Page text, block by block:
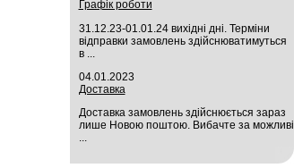
Графік роботи
31.12.23-01.01.24 вихідні дні. Терміни
відправки замовлень здійснюватимуться
в ...
04.01.2023
Доставка
Доставка замовлень здійснюється зараз
лише Новою поштою. Вибачте за можливі
...